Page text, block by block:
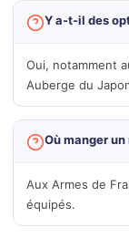
Y a-t-il des
Oui, notamment
Auberge du
Où manger
Aux Armes de
équipés.